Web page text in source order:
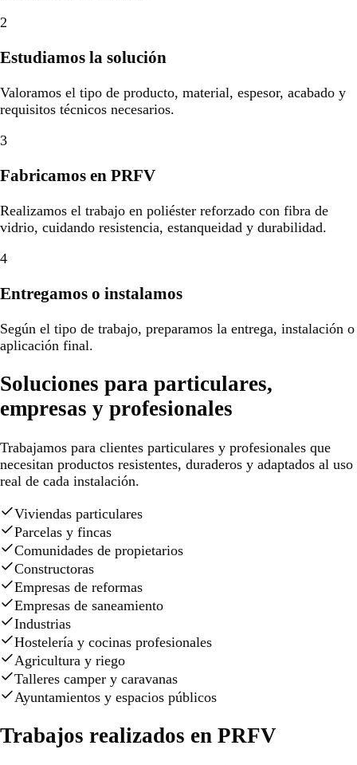
2
Estudiamos la solución
Valoramos el tipo de producto, material, espesor, acabado y
requisitos técnicos necesarios.
3
Fabricamos en PRFV
Realizamos el trabajo en poliéster reforzado con fibra de
vidrio, cuidando resistencia, estanqueidad y durabilidad.
4
Entregamos o instalamos
Según el tipo de trabajo, preparamos la entrega, instalación o
aplicación final.
Soluciones para particulares,
empresas y profesionales
Trabajamos para clientes particulares y profesionales que
necesitan productos resistentes, duraderos y adaptados al uso
real de cada instalación.
Viviendas particulares
Parcelas y fincas
Comunidades de propietarios
Constructoras
Empresas de reformas
Empresas de saneamiento
Industrias
Hostelería y cocinas profesionales
Agricultura y riego
Talleres camper y caravanas
Ayuntamientos y espacios públicos
Trabajos realizados en PRFV